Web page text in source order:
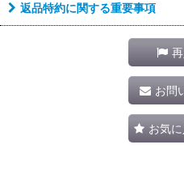
返品特約に関する重要事項
お問
お気